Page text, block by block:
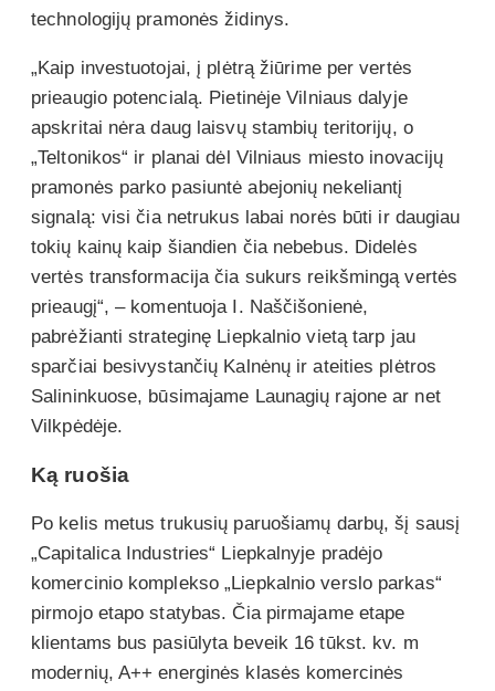
technologijų pramonės židinys.
„Kaip investuotojai, į plėtrą žiūrime per vertės
prieaugio potencialą. Pietinėje Vilniaus dalyje
apskritai nėra daug laisvų stambių teritorijų, o
„Teltonikos“ ir planai dėl Vilniaus miesto inovacijų
pramonės parko pasiuntė abejonių nekeliantį
signalą: visi čia netrukus labai norės būti ir daugiau
tokių kainų kaip šiandien čia nebebus. Didelės
vertės transformacija čia sukurs reikšmingą vertės
prieaugį“, – komentuoja I. Naščišonienė,
pabrėžianti strateginę Liepkalnio vietą tarp jau
sparčiai besivystančių Kalnėnų ir ateities plėtros
Salininkuose, būsimajame Launagių rajone ar net
Vilkpėdėje.
Ką ruošia
Po kelis metus trukusių paruošiamų darbų, šį sausį
„Capitalica Industries“ Liepkalnyje pradėjo
komercinio komplekso „Liepkalnio verslo parkas“
pirmojo etapo statybas. Čia pirmajame etape
klientams bus pasiūlyta beveik 16 tūkst. kv. m
modernių, A++ energinės klasės komercinės